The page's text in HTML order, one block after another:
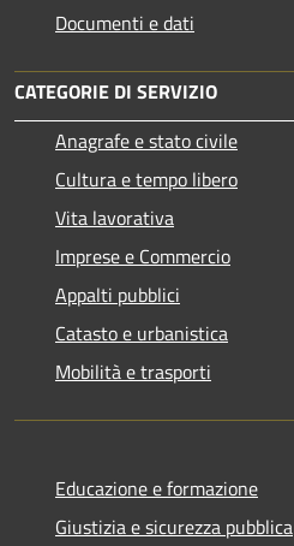
Documenti e dati
CATEGORIE DI SERVIZIO
Anagrafe e stato civile
Cultura e tempo libero
Vita lavorativa
Imprese e Commercio
Appalti pubblici
Catasto e urbanistica
Mobilità e trasporti
Educazione e formazione
Giustizia e sicurezza pubblica